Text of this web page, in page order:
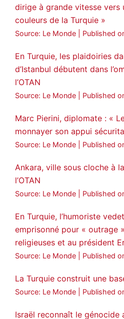
dirige à grande vitesse vers
couleurs de la Turquie »
Source: Le Monde Published
En Turquie, les plaidoiries
d’Istanbul débutent dans
l’OTAN
Source: Le Monde Published
Marc Pierini, diplomate : «
monnayer son appui
Source: Le Monde Published
Ankara, ville sous cloche à
l’OTAN
Source: Le Monde Published
En Turquie, l’humoriste
emprisonné pour « outrage
religieuses et au président
Source: Le Monde Published
La Turquie construit une
Source: Le Monde Published
Israël reconnaît le génocide